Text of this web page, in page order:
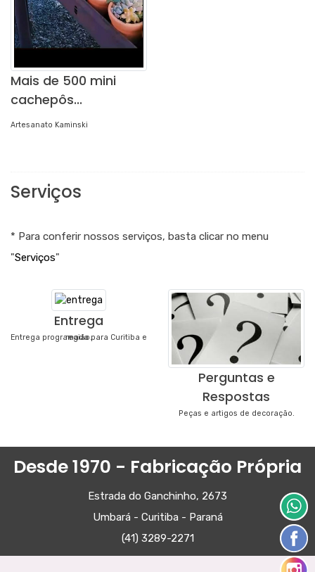
Mais de 500 mini
cachepôs...
Artesanato Kaminski
Serviços
* Para conferir nossos serviços, basta clicar no menu
"Serviços"
Entrega
Entrega programada para Curitiba e região.
Perguntas e
Respostas
Peças e artigos de decoração.
Desde 1970 - Fabricação Própria
Estrada do Ganchinho, 2673
Umbará - Curitiba - Paraná
(41) 3289-2271